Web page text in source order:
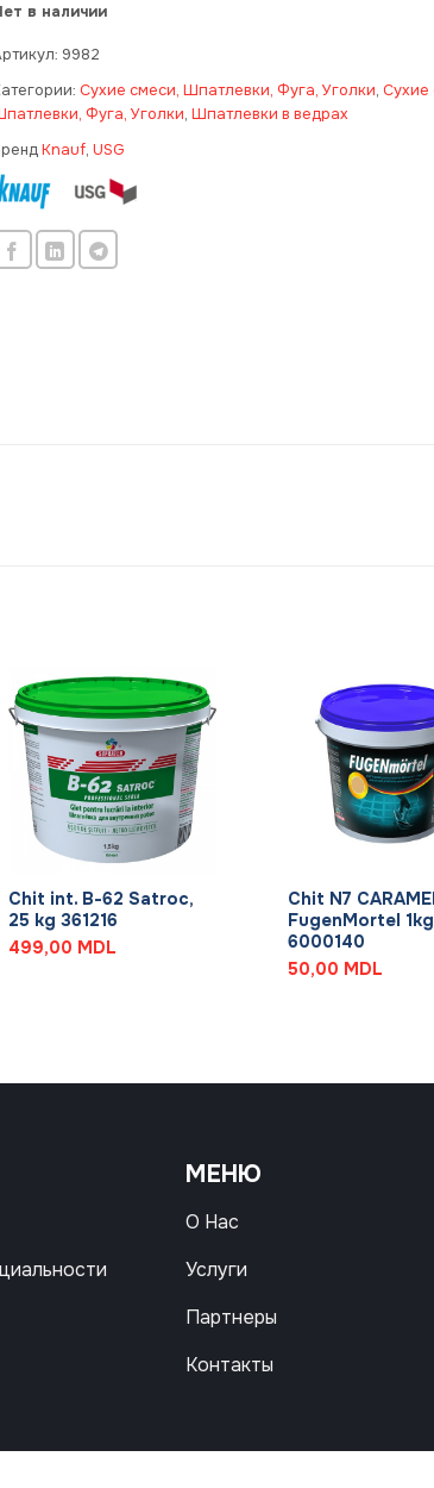
в наличии
9982
Сухие смеси, Шпатлевки, Фуга, Уголки, Сухие
Фуга, Уголки, Шпатлевки в ведрах
Knauf, USG
+
Chit int. B-62 Satroc,
25 kg 361216
499,00 MDL
Chit N7
FugenMortel 1kg
6000140
50,00 MDL
МЕНЮ
О Нас
Услуги
Партнеры
Контакты